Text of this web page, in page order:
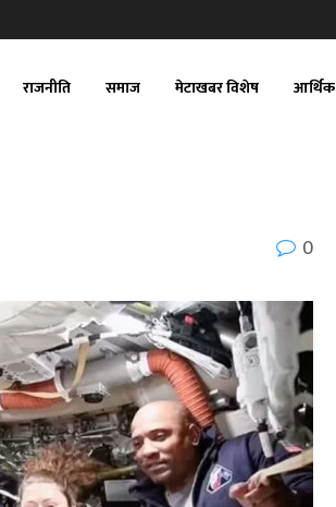
राजनीति समाज मेटाखबर विशेष आर्थिक
0